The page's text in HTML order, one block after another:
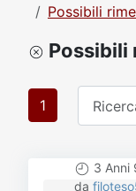
Home
DVD Shop
Sito
Vecchio Sito
Possibili
Possibili
1
3 Anni
da